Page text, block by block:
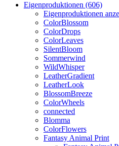
Eigenproduktionen (606)
Eigenproduktionen
ColorBlossom
ColorDrops
ColorLeaves
SilentBloom
Sommerwind
WildWhisper
LeatherGradient
LeatherLook
BlossomBreeze
ColorWheels
connected
Blomma
ColorFlowers
Fantasy Animal Print